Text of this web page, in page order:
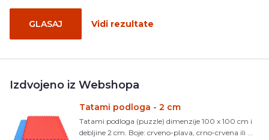
GLASAJ Vidi rezultate
Izdvojeno iz Webshopa
Tatami podloga - 2 cm
Tatami podloga (puzzle) dimenzije 100 x 100 cm i
debljine 2 cm. Boje: crveno-plava, crno-crvena ili ...